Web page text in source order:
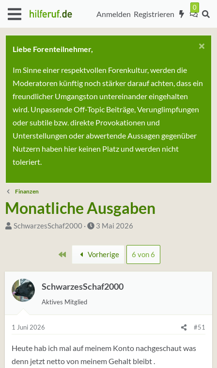
Anmelden Registrieren
Liebe Forenteilnehmer,
Im Sinne einer respektvollen Forenkultur, werden die
Moderatoren künftig noch stärker darauf achten, dass ein
freundlicher Umgangston untereinander eingehalten
wird. Unpassende Off-Topic Beiträge, Verunglimpfungen
oder subtile bzw. direkte Provokationen und
Unterstellungen oder abwertende Aussagen gegenüber
Nutzern haben hier keinen Platz und werden nicht
toleriert.
Finanzen
Monatliche Ausgaben
S
t
e
r
n
SchwarzesSchaf2000
D
u
m
S
t
3 Mai 2026
Erste Vorherige 6 von 6
SchwarzesSchaf2000
Aktives Mitglied
1 Juni 2026 #51
Heute hab ich mal auf meinem Konto nachgeschaut was
denn jetzt netto von meinem Gehalt bleibt .